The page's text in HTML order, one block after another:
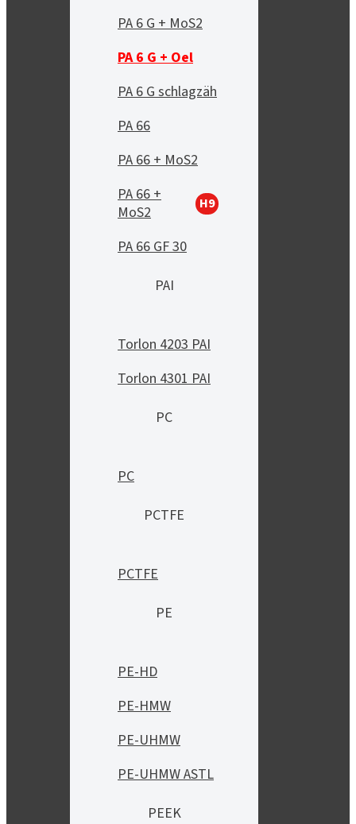
PA 6 G + MoS2
PA 6 G + Oel
PA 6 G schlagzäh
PA 66
PA 66 + MoS2
PA 66 +
MoS2
H9
PA 66 GF 30
PAI
Torlon 4203 PAI
Torlon 4301 PAI
PC
PC
PCTFE
PCTFE
PE
PE-HD
PE-HMW
PE-UHMW
PE-UHMW ASTL
PEEK